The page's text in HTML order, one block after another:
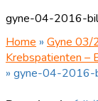
gyne-04-2016-
Home » Gyne 03/
Krebspatienten –
» gyne-04-2016-